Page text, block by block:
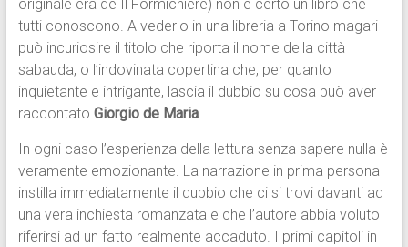
originale era de Il Formichiere) non è certo un libro che
tutti conoscono. A vederlo in una libreria a Torino magari
può incuriosire il titolo che riporta il nome della città
sabauda, o l’indovinata copertina che, per quanto
inquietante e intrigante, lascia il dubbio su cosa può aver
raccontato Giorgio de Maria.
In ogni caso l’esperienza della lettura senza sapere nulla è
veramente emozionante. La narrazione in prima persona
instilla immediatamente il dubbio che ci si trovi davanti ad
una vera inchiesta romanzata e che l’autore abbia voluto
riferirsi ad un fatto realmente accaduto. I primi capitoli in